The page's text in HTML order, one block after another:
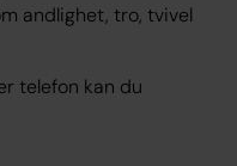
andlighet, tro, tvivel
telefon kan du